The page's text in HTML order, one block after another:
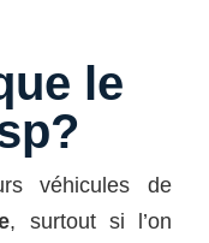
le
véhicules de
, surtout si l’on